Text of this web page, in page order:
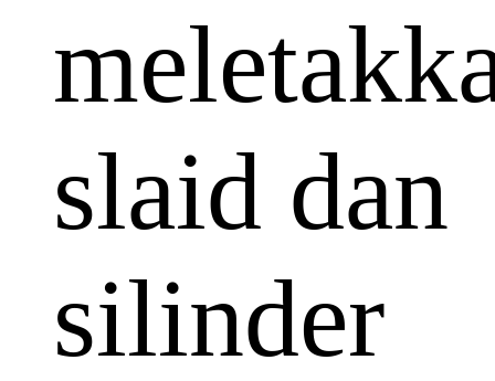
slaid dan
silinder